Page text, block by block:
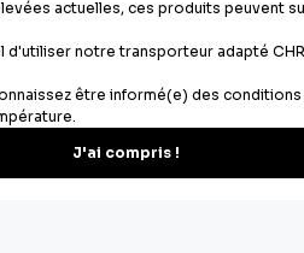
et offres spéciales.